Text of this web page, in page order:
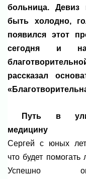
больница.
быть холодно,
появился этот
сегодня и
рассказал
Путь в
медицину
Сергей с юных
что будет помогать
Успешно